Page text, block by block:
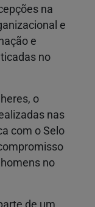
na
e
e
no
o
nas
com o Selo
no
de um